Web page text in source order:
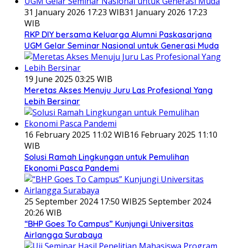
31 January 2026 17:23 WIB31 January 2026 17:23
WIB
RKP DIY bersama Keluarga Alumni Paskasarjana
UGM Gelar Seminar Nasional untuk Generasi Muda
19 June 2025 03:25 WIB
Meretas Akses Menuju Juru Las Profesional Yang
Lebih Bersinar
16 February 2025 11:02 WIB16 February 2025 11:10
WIB
Solusi Ramah Lingkungan untuk Pemulihan
Ekonomi Pasca Pandemi
25 September 2024 17:50 WIB25 September 2024
20:26 WIB
“BHP Goes To Campus” Kunjungi Universitas
Airlangga Surabaya